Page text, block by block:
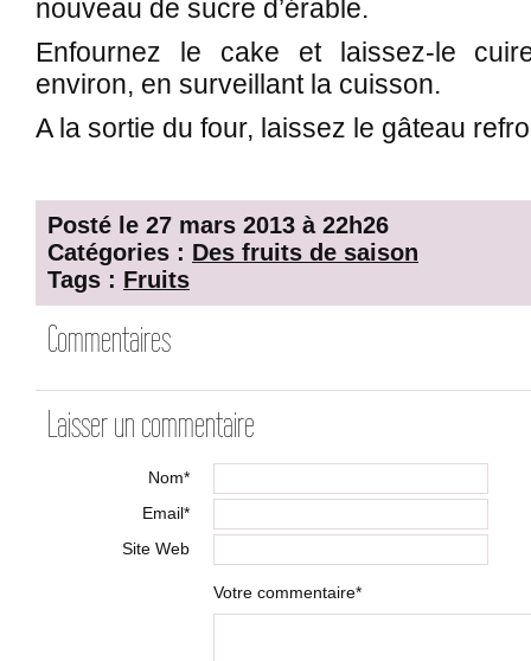
nouveau de sucre d’érable.
Enfournez le cake et laissez-le
environ, en surveillant la cuisson.
A la sortie du four, laissez le gâteau
Posté le 27 mars 2013 à 22h26
Catégories : Des fruits de saison
Tags : Fruits
Commentaires
Laisser un commentaire
Nom*
Email*
Site Web
Votre commentaire*